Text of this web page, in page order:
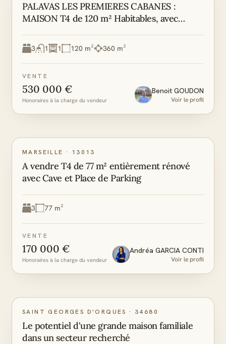
PALAVAS LES PREMIERES CABANES :
MAISON T4 de 120 m² Habitables, avec
3 1 1 120 m² 360 m²
VENTE
530 000 €
Honoraires à la charge du vendeur
Benoit GOUDON
Voir le profil
MARSEILLE · 13013
A vendre T4 de 77 m² entièrement rénové
avec Cave et Place de Parking
3 77 m²
VENTE
170 000 €
Honoraires à la charge du vendeur
Andréa GARCIA CONTI
Voir le profil
SAINT GEORGES D'ORQUES · 34680
Le potentiel d'une grande maison familiale
dans un secteur recherché